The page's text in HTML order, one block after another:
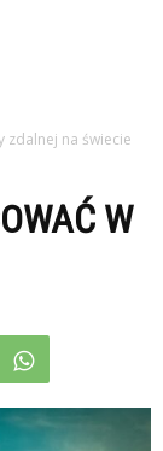
zdalnej na świecie
W